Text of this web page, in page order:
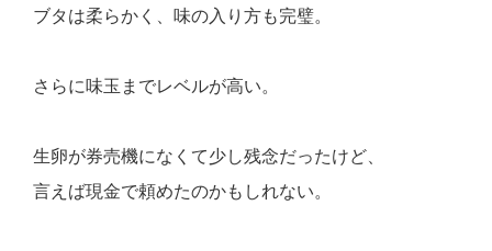
ブタは柔らかく、味の入り方も完璧。
さらに味玉までレベルが高い。
生卵が券売機になくて少し残念だったけど、
言えば現金で頼めたのかもしれない。